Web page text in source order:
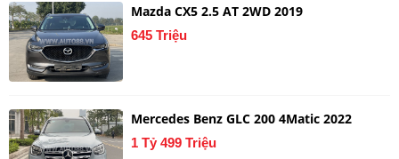
Mazda CX5 2.5 AT 2WD 2019
645 Triệu
Mercedes Benz GLC 200 4Matic 2022
1 Tỷ 499 Triệu